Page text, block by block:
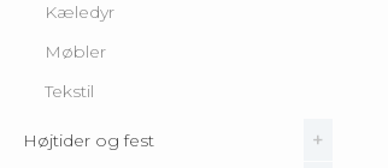
Kæledyr
Møbler
Tekstil
Højtider og fest